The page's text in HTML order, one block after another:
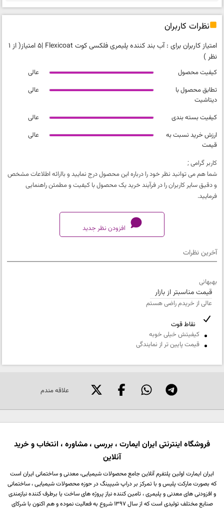
نظرات کاربران
امتیاز کاربران برای :آب بند کننده پلیمری فلکسی کوت Flexicoat |5 امتیاز
( از 1
نظر )
کیفیت محصول
عالی
تطابق محصول با
دیتاشیت
عالی
کیفیت بسته بندی
عالی
ارزش خرید نسبت به
قیمت
عالی
کاربر گرامی ;
شما هم می توانید نظر خود را درباره این محصول درج نمایید و باارائه اطلاعات مشخص
و دقیق سایر کاربران را در فرآیند خرید یک محصول با کیفیت و مطمئن راهنمایی
فرمایید.
افزودن نظر جدید
تطابق محصول با دیتاشیت
کیفیت بسته بندی
ارزش خرید نسبت به قیمت
نام
همراه
عنوان نظر
نقاط قوت
نقاط ضعف
آخرین نظرات
بهبهانی
قیمت مناسبتر از بازار
عالی از خریدم راضی هستم
نقاط قوت
کیفیتش خیلی خوبه
قیمت پایین تر از نمایندگی
علاقه مندم
فروشگاه اینترنتی ایران ایمارت ، بررسی ، مشاوره ، انتخاب و خرید
آنلاین
ایران ایمارت اولین پلتفرم آنلاین جامع محصولات شیمیایی، معدنی و ساختمانی ایران است
که بصورت مارکت پلیس و با تمرکز بر دراپ شیپینگ در حوزه محصولات شیمیایی ، ساختمانی
و افزودنی های معدنی و پلیمری ، تامین کننده نیاز پروژه های ساخت یا برطرف کننده نیازمندی
صنایع مختلف تولیدی است که از سال 1397 شروع به فعالیت نموده و هم اکنون با شرکای